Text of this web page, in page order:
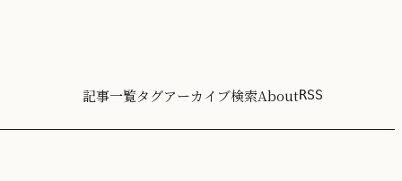
記事一覧タグアーカイブ検索AboutRSS